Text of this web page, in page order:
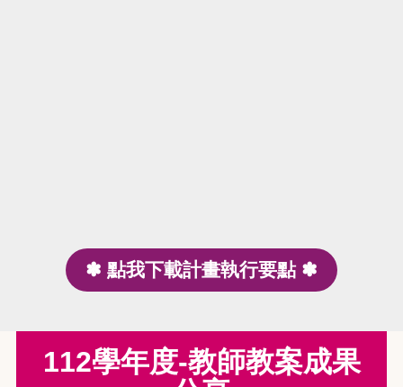
✽ 點我下載計畫執行要點 ✽
112學年度-教師教案成果